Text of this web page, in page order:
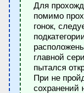
Для
помимо
гонок,
главной
пытался
При не
сохранений